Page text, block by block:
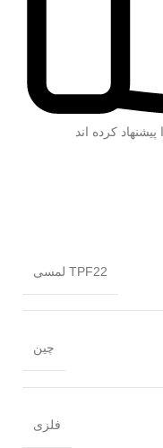
TPF22 لمسی
چین
فلزی